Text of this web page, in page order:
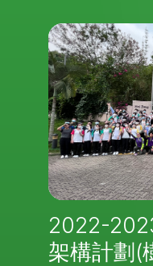
2022-
架構計劃(